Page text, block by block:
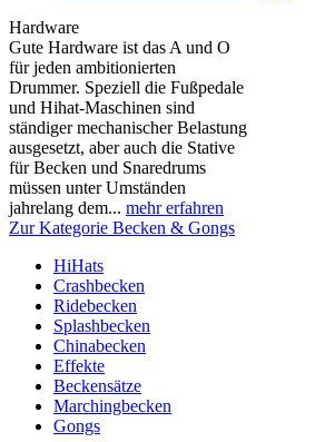
Hardware
Gute Hardware ist das A und O
für jeden ambitionierten
Drummer. Speziell die Fußpedale
und Hihat-Maschinen sind
ständiger mechanischer Belastung
ausgesetzt, aber auch die Stative
für Becken und Snaredrums
müssen unter Umständen
jahrelang dem... mehr erfahren
Zur Kategorie Becken & Gongs
HiHats
Crashbecken
Ridebecken
Splashbecken
Chinabecken
Effekte
Beckensätze
Marchingbecken
Gongs